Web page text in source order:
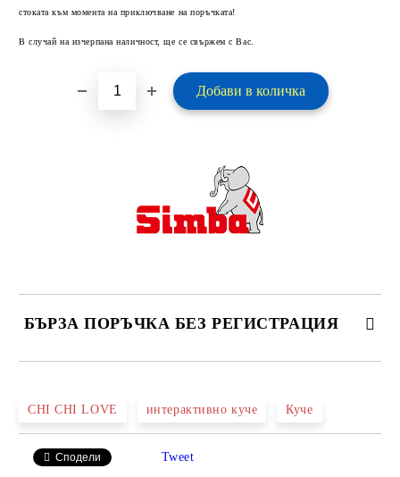
стоката към момента на приключване на поръчката!
В случай на изчерпана наличност, ще се свържем с Вас.
БЪРЗА ПОРЪЧКА БЕЗ РЕГИСТРАЦИЯ
Ние ще се свържем с вас в рамките на работния ден.
CHI CHI LOVE интерактивно куче Куче
Сподели Tweet